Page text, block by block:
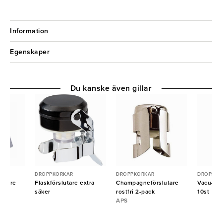
Information
Egenskaper
DROPPKORKAR
Flaskförslutare extra
säker
DROPPKORKAR
Champagneförslutare
rostfri 2-pack
APS
Vacu-
10st
Du kanske även gillar